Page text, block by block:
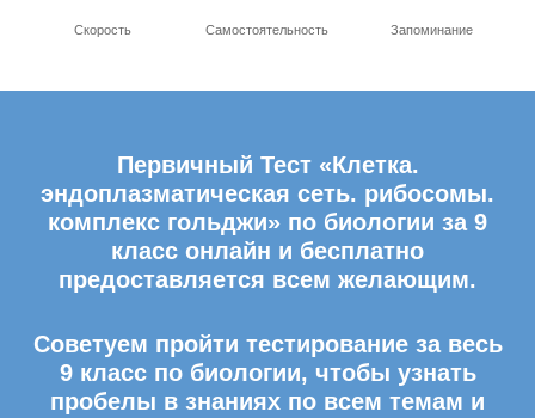
Скорость Самостоятельность Запоминание
Первичный Тест «Клетка.
эндоплазматическая сеть. рибосомы.
комплекс гольджи» по биологии за 9
класс онлайн и бесплатно
предоставляется всем желающим.
Советуем пройти тестирование за весь
9 класс по биологии, чтобы узнать
пробелы в знаниях по всем темам и